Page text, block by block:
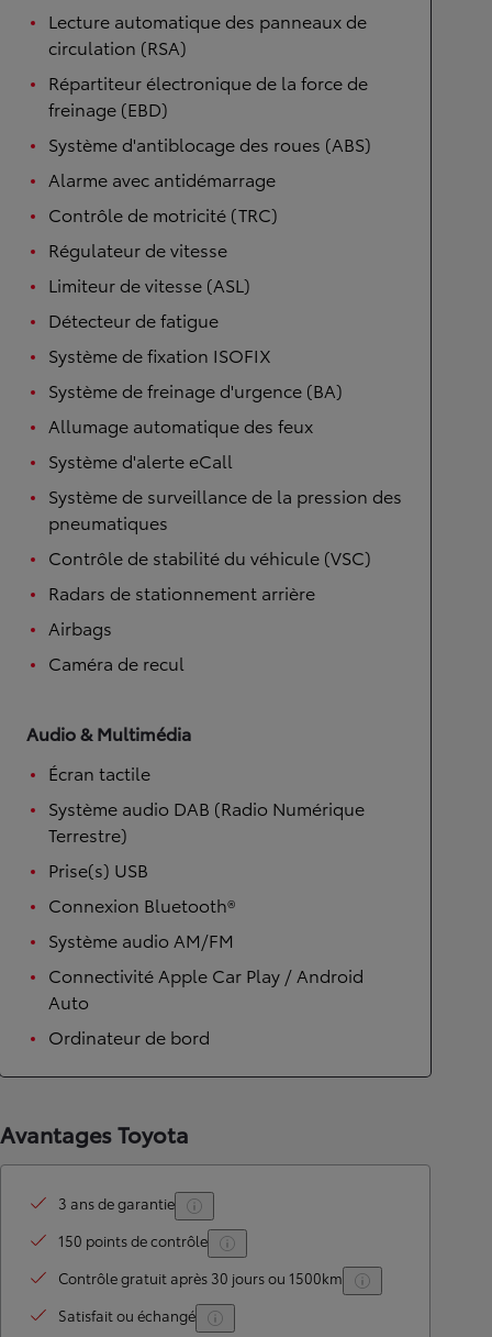
Lecture automatique des panneaux de
circulation (RSA)
Répartiteur électronique de la force de
freinage (EBD)
Système d'antiblocage des roues (ABS)
Alarme avec antidémarrage
Contrôle de motricité (TRC)
Régulateur de vitesse
Limiteur de vitesse (ASL)
Détecteur de fatigue
Système de fixation ISOFIX
Système de freinage d'urgence (BA)
Allumage automatique des feux
Système d'alerte eCall
Système de surveillance de la pression des
pneumatiques
Contrôle de stabilité du véhicule (VSC)
Radars de stationnement arrière
Airbags
Caméra de recul
Audio & Multimédia
Écran tactile
Système audio DAB (Radio Numérique
Terrestre)
Prise(s) USB
Connexion Bluetooth®
Système audio AM/FM
Connectivité Apple Car Play / Android
Auto
Ordinateur de bord
Avantages Toyota
3 ans de garantie
150 points de contrôle
Contrôle gratuit après 30 jours ou 1500km
Satisfait ou échangé